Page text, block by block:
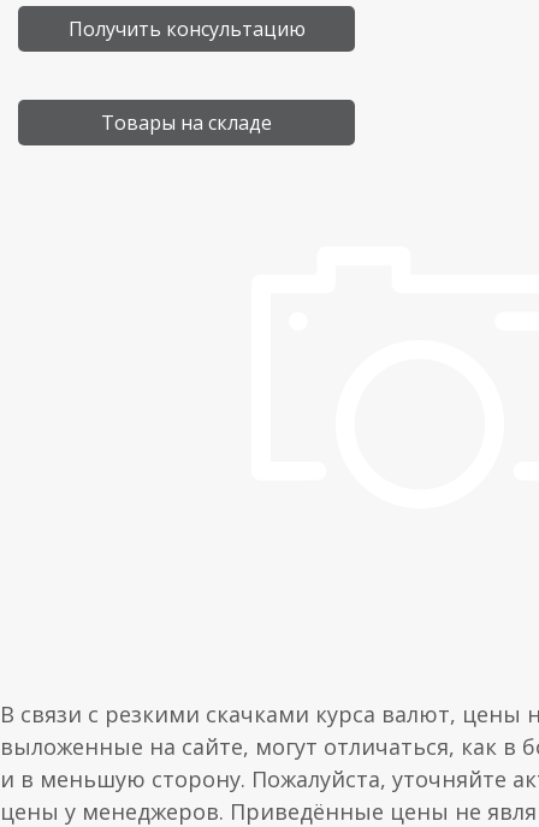
Получить консультацию
Товары на складе
В связи с резкими скачками курса валют, цены
выложенные на сайте, могут отличаться, как в
и в меньшую сторону. Пожалуйста, уточняйте
цены у менеджеров. Приведённые цены не